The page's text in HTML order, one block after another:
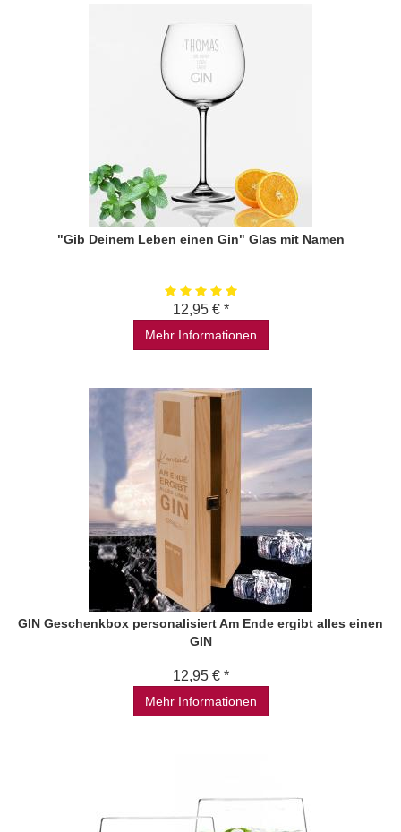
"Gib Deinem Leben einen Gin" Glas mit Namen
12,95 € *
Mehr Informationen
GIN Geschenkbox personalisiert Am Ende ergibt alles einen
GIN
12,95 € *
Mehr Informationen